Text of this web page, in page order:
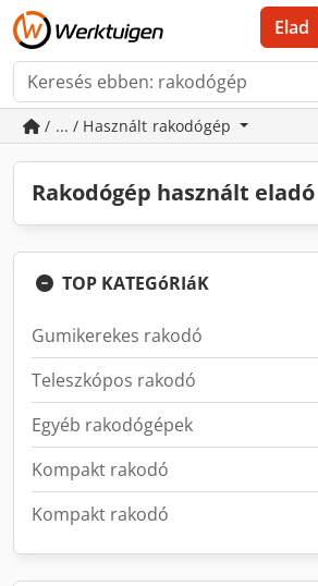
Elad
/ ... / Használt rakodógép
Rakodógép használt eladó
TOP KATEGóRIáK
Gumikerekes rakodó
Teleszkópos rakodó
Egyéb rakodógépek
Kompakt rakodó
Kompakt rakodó